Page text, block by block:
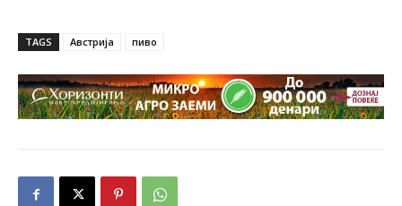
TAGS Австрија пиво